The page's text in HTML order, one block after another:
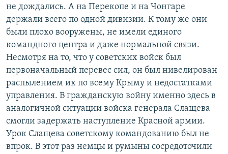
не дождались. А на Перекопе и на Чонгаре
держали всего по одной дивизии. К тому же они
были плохо вооружены, не имели единого
командного центра и даже нормальной связи.
Несмотря на то, что у советских войск был
первоначальный перевес сил, он был нивелирован
распылением их по всему Крыму и недостатками
управления. В гражданскую войну именно здесь в
аналогичной ситуации войска генерала Слащева
смогли задержать наступление Красной армии.
Урок Слащева советскому командованию был не
впрок. В этот раз немцы и румыны сосредоточили